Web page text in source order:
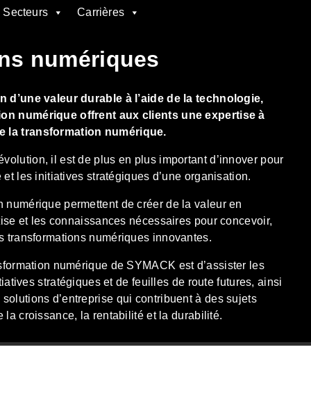
Secteurs Carrières
numériques
d’une valeur durable à l’aide de la technologie,
numérique offrent aux clients une expertise à
la transformation numérique.
il est de plus en plus important d’innover pour
les initiatives stratégiques d’une organisation.
numérique permettent de créer de la valeur en
et les connaissances nécessaires pour concevoir,
transformations numériques innovantes.
numérique de SYMACK est d’assister les
stratégiques et de feuilles de route futures, ainsi
d’entreprise qui contribuent à des sujets
la croissance, la rentabilité et la durabilité.